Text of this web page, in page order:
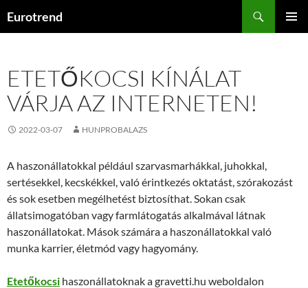
Eurotrend
ETETŐKOCSI KÍNÁLAT
VÁRJA AZ INTERNETEN!
2022-03-07 HUNPROBALAZS
A haszonállatokkal például szarvasmarhákkal, juhokkal,
sertésekkel, kecskékkel, való érintkezés oktatást, szórakozást
és sok esetben megélhetést biztosíthat. Sokan csak
állatsimogatóban vagy farmlátogatás alkalmával látnak
haszonállatokat. Mások számára a haszonállatokkal való
munka karrier, életmód vagy hagyomány.
Etetőkocsi haszonállatoknak a gravetti.hu weboldalon